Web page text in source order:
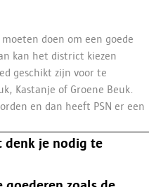
doen om een goede
kan het district kiezen
geschikt zijn voor te
Kastanje of Groene Beuk.
en dan heeft PSN er een
denk je nodig te